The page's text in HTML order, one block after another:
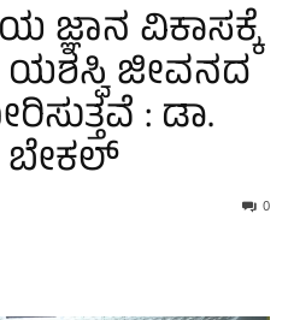
ಜ್ಞಾನ ವಿಕಾಸಕ್ಕೆ
ಯಶಸ್ವಿ ಜೀವನದ
: ಡಾ.
0